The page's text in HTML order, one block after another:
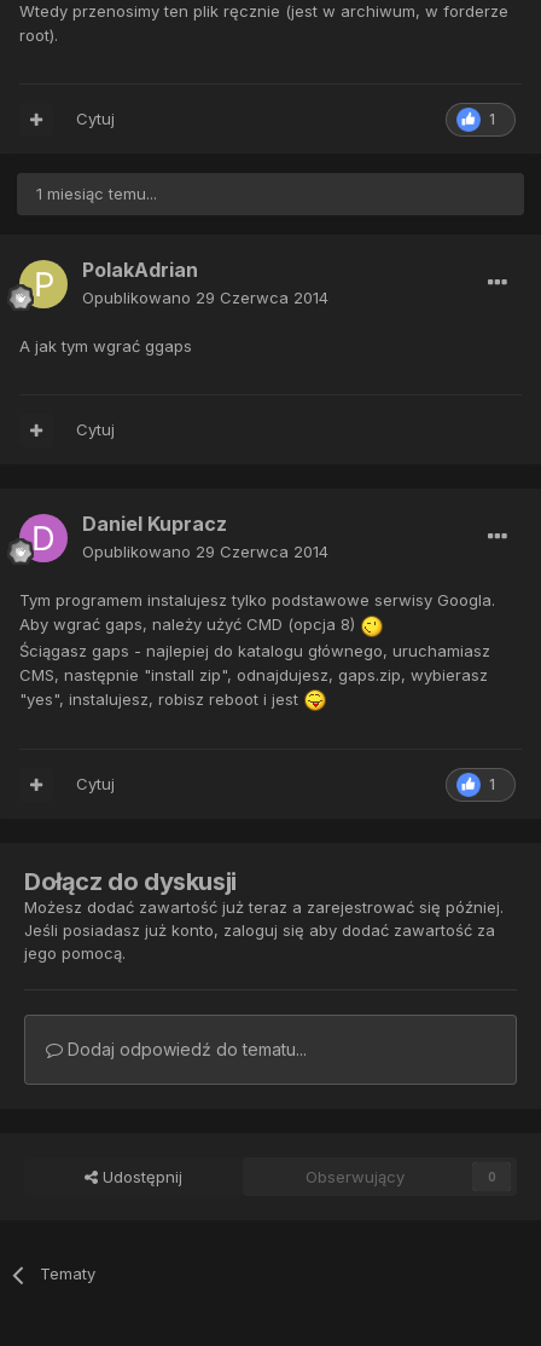
Wtedy przenosimy ten plik ręcznie (jest w archiwum, w forderze
root).
1
Cytuj
1 miesiąc temu...
PolakAdrian
Opublikowano 29 Czerwca 2014
A jak tym wgrać ggaps
Cytuj
Daniel Kupracz
Opublikowano 29 Czerwca 2014
Tym programem instalujesz tylko podstawowe serwisy Googla.
Aby wgrać gaps, należy użyć CMD (opcja 8)
Ściągasz gaps - najlepiej do katalogu głównego, uruchamiasz
CMS, następnie "install zip", odnajdujesz, gaps.zip, wybierasz
"yes", instalujesz, robisz reboot i jest
1
Cytuj
Dołącz do dyskusji
Możesz dodać zawartość już teraz a zarejestrować się później.
Jeśli posiadasz już konto, zaloguj się aby dodać zawartość za
jego pomocą.
Dodaj odpowiedź do tematu...
Udostępnij Obserwujący 0
Tematy